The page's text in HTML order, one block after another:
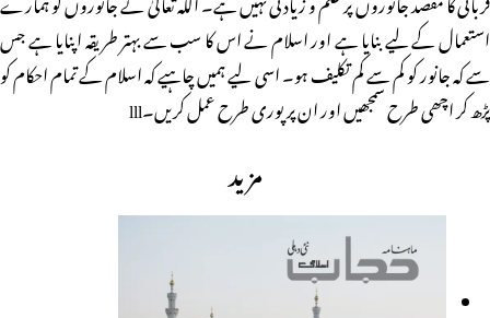
استعمال کے لیے بنایا ہے اور اسلام نے اس کا سب سے بہتر طریقہ اپنایا ہے جس
سے کہ جانور کو کم سے کم تکلیف ہو۔ اسی لیے ہمیں چاہیے کہ اسلام کے تمام احکام کو
پڑھ کر اچھی طرح سمجھیں اور ان پر پوری طرح عمل کریں۔lll
مزید